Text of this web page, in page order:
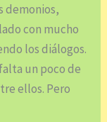
demonios,
con mucho
los diálogos.
un poco de
ellos. Pero